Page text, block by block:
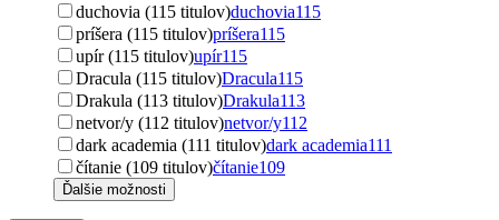
duchovia (115 titulov)duchovia115
príšera (115 titulov)príšera115
upír (115 titulov)upír115
Dracula (115 titulov)Dracula115
Drakula (113 titulov)Drakula113
netvor/y (112 titulov)netvor/y112
dark academia (111 titulov)dark academia111
čítanie (109 titulov)čítanie109
Ďalšie možnosti